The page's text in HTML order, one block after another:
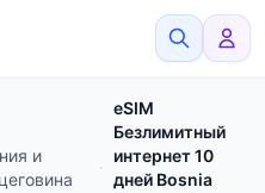
и
eSIM
Безлимитный
интернет 10
дней Bosnia